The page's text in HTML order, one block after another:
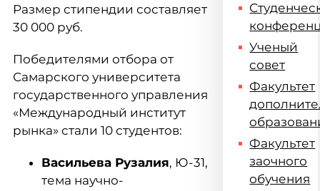
Размер стипендии составляет
30 000 руб.
Победителями отбора от
Самарского университета
государственного управления
«Международный институт
рынка» стали 10 студентов:
Васильева Рузалия, Ю-31,
тема научно-
Ученый
совет
Факультет
Факультет
заочного
обучения